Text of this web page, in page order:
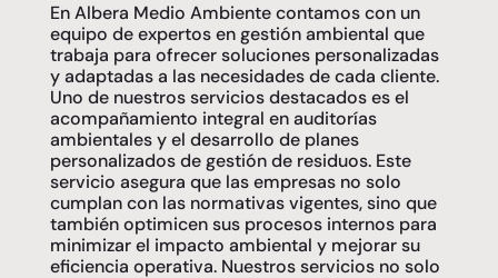
En Albera Medio Ambiente contamos con un
equipo de expertos en gestión ambiental que
trabaja para ofrecer soluciones personalizadas
y adaptadas a las necesidades de cada cliente.
Uno de nuestros servicios destacados es el
acompañamiento integral en auditorías
ambientales y el desarrollo de planes
personalizados de gestión de residuos. Este
servicio asegura que las empresas no solo
cumplan con las normativas vigentes, sino que
también optimicen sus procesos internos para
minimizar el impacto ambiental y mejorar su
eficiencia operativa. Nuestros servicios no solo